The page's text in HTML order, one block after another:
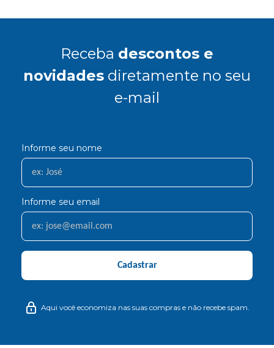
Receba descontos e
novidades diretamente no seu
e-mail
Informe seu nome
Informe seu email
Cadastrar
Aqui você economiza nas suas compras e não recebe spam.